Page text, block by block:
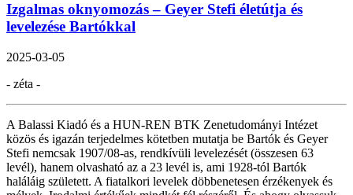
Izgalmas oknyomozás – Geyer Stefi életútja és
levelezése Bartókkal
2025-03-05
- zéta -
A Balassi Kiadó és a HUN-REN BTK Zenetudományi Intézet
közös és igazán terjedelmes kötetben mutatja be Bartók és Geyer
Stefi nemcsak 1907/08-as, rendkívüli levelezését (összesen 63
levél), hanem olvasható az a 23 levél is, ami 1928-tól Bartók
haláláig született. A fiatalkori levelek döbbenetesen érzékenyek és